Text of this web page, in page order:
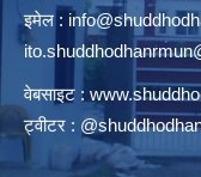
इमेल :
वेबसाइट :
ट्वीटर :